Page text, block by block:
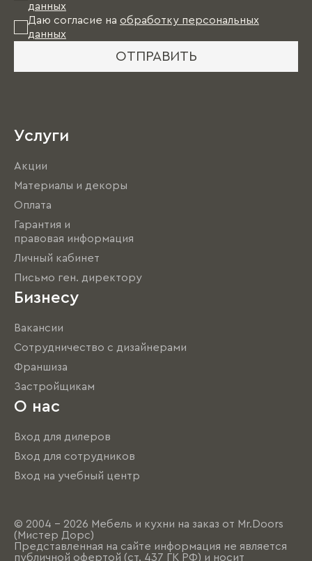
данных
Даю согласие на обработку персональных
данных
ОТПРАВИТЬ
Услуги
Акции
Материалы и декоры
Оплата
Гарантия и
правовая информация
Личный кабинет
Письмо ген. директору
Бизнесу
Вакансии
Сотрудничество с дизайнерами
Франшиза
Застройщикам
О нас
Вход для дилеров
Вход для сотрудников
Вход на учебный центр
© 2004 - 2026 Мебель и кухни на заказ от Mr.Doors
(Мистер Дорс)
Представленная на сайте информация не является
публичной офертой (ст. 437 ГК РФ) и носит